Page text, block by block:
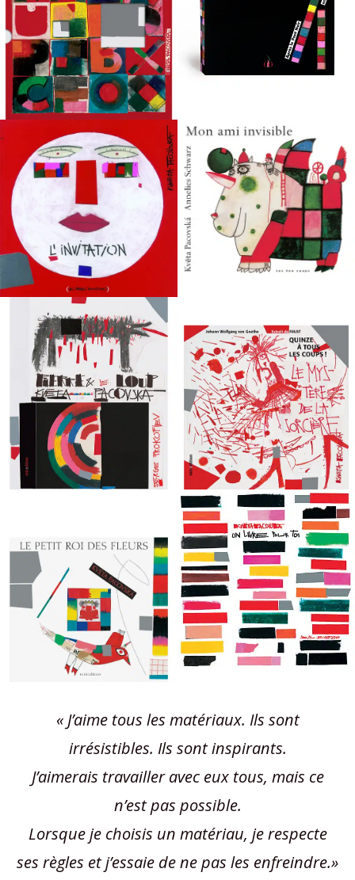
« J’aime tous les matériaux. Ils sont
irrésistibles. Ils sont inspirants.
J’aimerais travailler avec eux tous, mais ce
n’est pas possible.
Lorsque je choisis un matériau, je respecte
ses règles et j’essaie de ne pas les enfreindre.»